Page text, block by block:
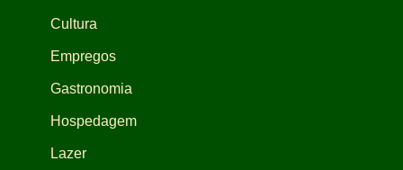
Cultura
Empregos
Gastronomia
Hospedagem
Lazer